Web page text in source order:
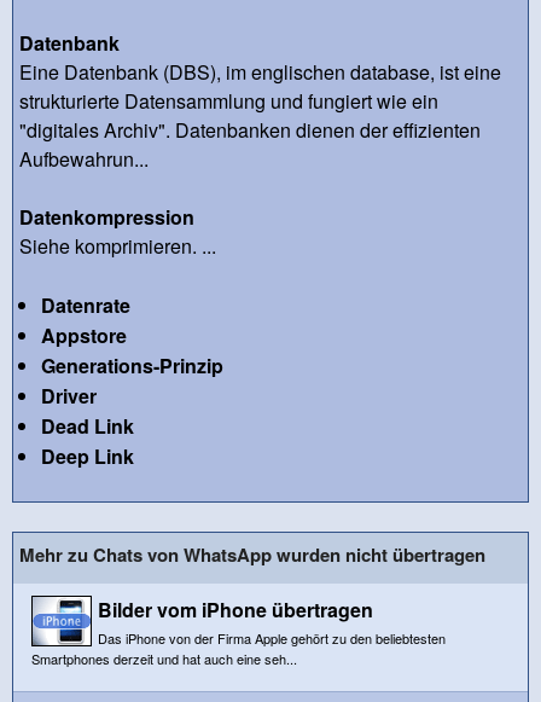
Datenbank
Eine Datenbank (DBS), im englischen database, ist eine
strukturierte Datensammlung und fungiert wie ein
"digitales Archiv". Datenbanken dienen der effizienten
Aufbewahrun...
Datenkompression
Siehe komprimieren. ...
Datenrate
Appstore
Generations-Prinzip
Driver
Dead Link
Deep Link
Mehr zu Chats von WhatsApp wurden nicht übertragen
Bilder vom iPhone übertragen
Das iPhone von der Firma Apple gehört zu den beliebtesten
Smartphones derzeit und hat auch eine seh...